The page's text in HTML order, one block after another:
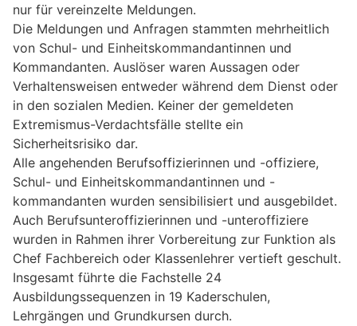
nur für vereinzelte Meldungen.
Die Meldungen und Anfragen stammten mehrheitlich
von Schul- und Einheitskommandantinnen und
Kommandanten. Auslöser waren Aussagen oder
Verhaltensweisen entweder während dem Dienst oder
in den sozialen Medien. Keiner der gemeldeten
Extremismus-Verdachtsfälle stellte ein
Sicherheitsrisiko dar.
Alle angehenden Berufsoffizierinnen und -offiziere,
Schul- und Einheitskommandantinnen und -
kommandanten wurden sensibilisiert und ausgebildet.
Auch Berufsunteroffizierinnen und -unteroffiziere
wurden in Rahmen ihrer Vorbereitung zur Funktion als
Chef Fachbereich oder Klassenlehrer vertieft geschult.
Insgesamt führte die Fachstelle 24
Ausbildungssequenzen in 19 Kaderschulen,
Lehrgängen und Grundkursen durch.